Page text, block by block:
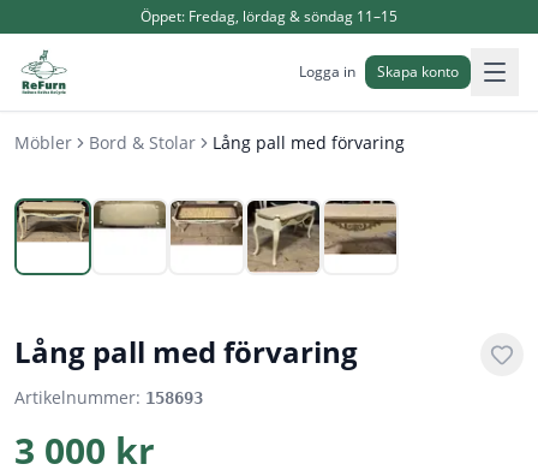
Öppet: Fredag, lördag & söndag 11–15
Logga in Skapa konto
Möbler Bord & Stolar Lång pall med förvaring
Lång pall med förvaring
Artikelnummer: 158693
3 000 kr